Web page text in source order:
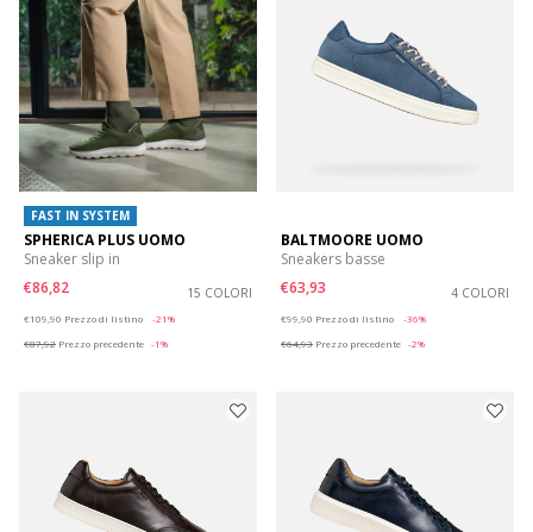
FAST IN SYSTEM
SPHERICA PLUS UOMO
Sneaker slip in
€86,82
15 COLORI
€109,90 Prezzo di listino
-21%
€87,92 Prezzo precedente -1%
BALTMOORE UOMO
Sneakers basse
€63,93
4 COLORI
€99,90 Prezzo di listino
-36%
€64,93 Prezzo precedente -2%